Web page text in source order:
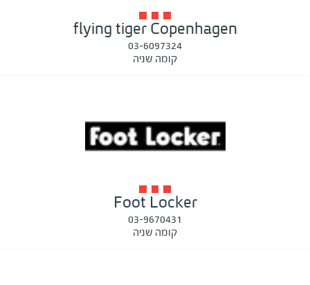
flying tiger Copenhagen
03-6097324
קומה שניה
Foot Locker
03-9670431
קומה שניה